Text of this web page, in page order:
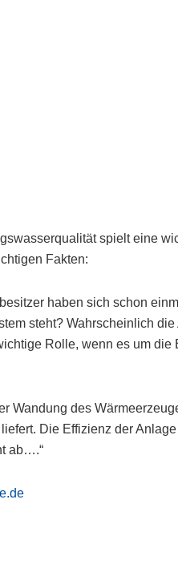
spielt eine
Fakten:
haben sich schon
steht? Wahrscheinlich
Rolle, wenn es um die
Wandung des
Die Effizienz der
ab….“